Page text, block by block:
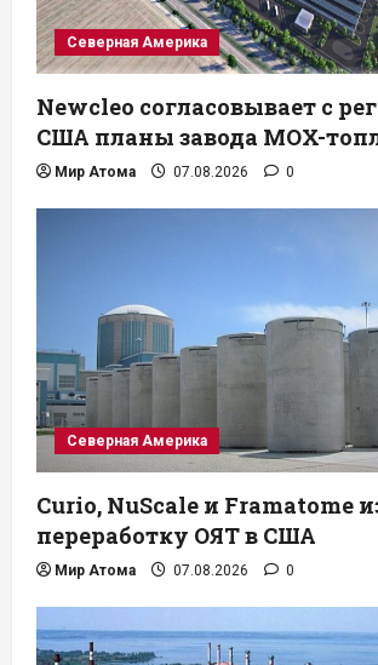
Северная Америка
Newcleo согласовывает с
США планы завода MOX-
Мир Атома 07.08.2026 0
Северная Америка
Curio, NuScale и Framatome
переработку ОЯТ в США
Мир Атома 07.08.2026 0